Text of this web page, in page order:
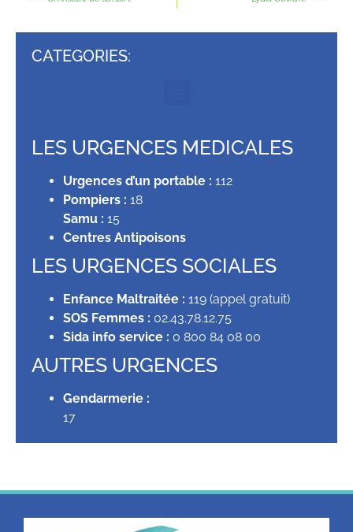
CATEGORIES:
LES URGENCES MEDICALES
Urgences d’un portable : 112
Pompiers : 18
Samu : 15
Centres Antipoisons
LES URGENCES SOCIALES
Enfance Maltraitée : 119 (appel gratuit)
SOS Femmes : 02.43.78.12.75
Sida info service : 0 800 84 08 00
AUTRES URGENCES
Gendarmerie :
17